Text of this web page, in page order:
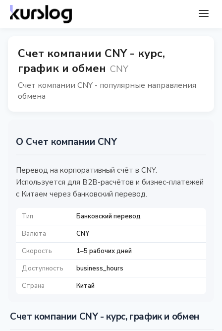
Счет компании CNY - курс,
график и обмен CNY
Счет компании CNY - популярные направления
обмена
О Счет компании CNY
Перевод на корпоративный счёт в CNY.
Используется для B2B-расчётов и бизнес-платежей
с Китаем через банковский перевод.
Тип
Банковский перевод
Валюта
CNY
Скорость
1–5 рабочих дней
Доступность
business_hours
Страна
Китай
Счет компании CNY - курс, график и обмен